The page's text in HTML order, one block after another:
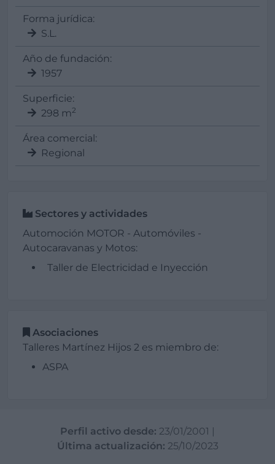
Forma jurídica:
S.L.
Año de fundación:
1957
Superficie:
298 m2
Área comercial:
Regional
Sectores y actividades
Automoción MOTOR - Automóviles -
Autocaravanas y Motos:
Taller de Electricidad e Inyección
Asociaciones
Talleres Martínez Hijos 2 es miembro de:
ASPA
Perfil activo desde: 23/01/2001 |
Última actualización: 25/10/2023